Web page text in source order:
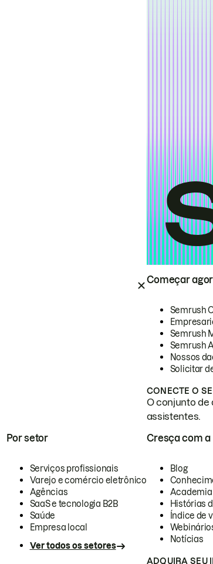
Começar
Semrush
Semrush
Semrush
Nossos
Solicitar
CONECTE O
O conjunto de
assistentes.
Por setor
Serviços profissionais
Varejo e comércio eletrônico
Agências
SaaS e tecnologia B2B
Saúde
Empresa local
Ver todos os setores
Cresça com a
Blog
Academia
Histórias
Índice de
Notícias
ADQUIRA SEU